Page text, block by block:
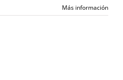
Más información